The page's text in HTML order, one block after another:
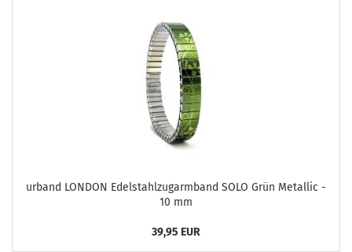
ur­band LON­DON Edel­stahl­zug­arm­band SOLO Grün Me­tal­lic -
10 mm
39,95 EUR